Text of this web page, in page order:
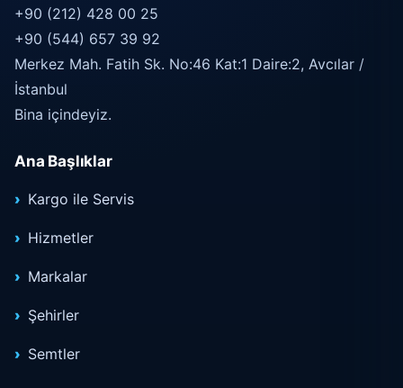
+90 (212) 428 00 25
+90 (544) 657 39 92
Merkez Mah. Fatih Sk. No:46 Kat:1 Daire:2, Avcılar /
İstanbul
Bina içindeyiz.
Ana Başlıklar
Kargo ile Servis
Hizmetler
Markalar
Şehirler
Semtler